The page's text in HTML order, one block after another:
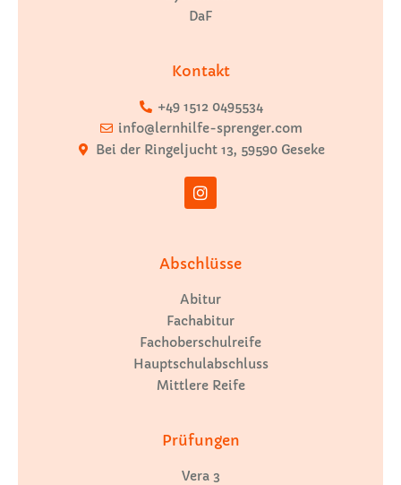
DaF
Kontakt
+49 1512 0495534
info@lernhilfe-sprenger.com
Bei der Ringeljucht 13, 59590 Geseke
Abschlüsse
Abitur
Fachabitur
Fachoberschulreife
Hauptschulabschluss
Mittlere Reife
Prüfungen
Vera 3